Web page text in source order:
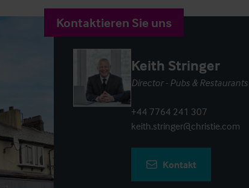
Kontaktieren Sie uns
Keith Stringer
Director - Pubs & Restaurants
+44 7764 241 307
keith.stringer@christie.com
Kontakt